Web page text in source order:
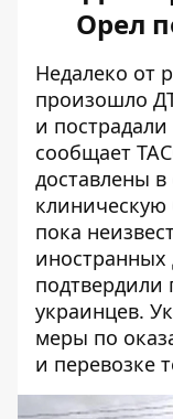
Орел
Недалеко от
произошло
и
сообщает
доставлены
клиническую
пока
подтвердили
украинцев.
меры по
и перевозке